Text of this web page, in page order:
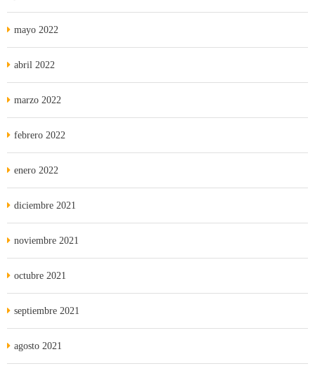
mayo 2022
abril 2022
marzo 2022
febrero 2022
enero 2022
diciembre 2021
noviembre 2021
octubre 2021
septiembre 2021
agosto 2021